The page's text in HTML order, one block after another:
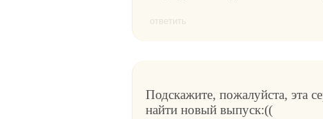
ответить
Подскажите, пожалуйста, эта
найти новый выпуск:((